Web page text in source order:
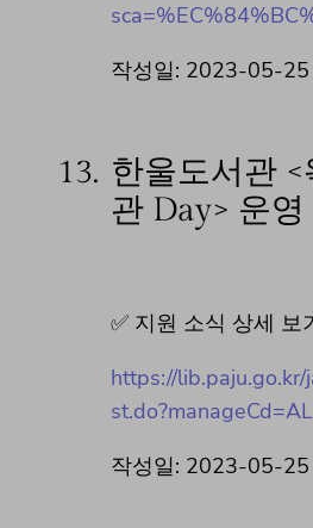
작성일: 2023-05-25
13. 한울도서관
관 Day> 운영
✅ 지원 소식 상세 보
https://
작성일: 2023-05-25